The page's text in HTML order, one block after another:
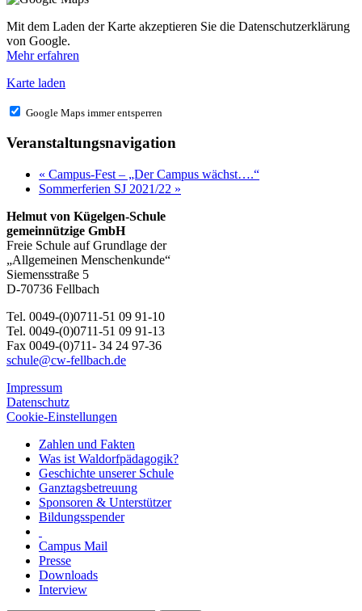
Mit dem Laden der Karte akzeptieren Sie die Datenschutzerklärung
von Google.
Mehr erfahren
Karte laden
Google Maps immer entsperren
Veranstaltungsnavigation
« Campus-Fest – „Der Campus wächst….“
Sommerferien SJ 2021/22 »
Helmut von Kügelgen-Schule
gemeinnützige GmbH
Freie Schule auf Grundlage der
„Allgemeinen Menschenkunde“
Siemensstraße 5
D-70736 Fellbach
Tel. 0049-(0)0711-51 09 91-10
Tel. 0049-(0)0711-51 09 91-13
Fax 0049-(0)711- 34 24 97-36
schule@cw-fellbach.de
Impressum
Datenschutz
Cookie-Einstellungen
Zahlen und Fakten
Was ist Waldorfpädagogik?
Geschichte unserer Schule
Ganztagsbetreuung
Sponsoren & Unterstützer
Bildungsspender
Campus Mail
Presse
Downloads
Interview